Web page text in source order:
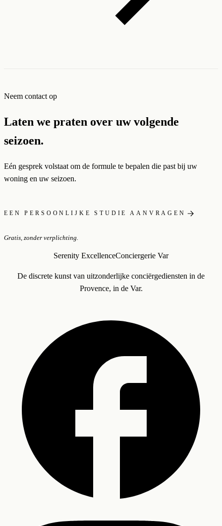
Neem contact op
Laten we praten over uw volgende
seizoen.
Eén gesprek volstaat om de formule te bepalen die past bij uw
woning en uw seizoen.
EEN PERSOONLIJKE STUDIE AANVRAGEN
Gratis, zonder verplichting.
Serenity ExcellenceConciergerie Var
De discrete kunst van uitzonderlijke conciërgediensten in de
Provence, in de Var.